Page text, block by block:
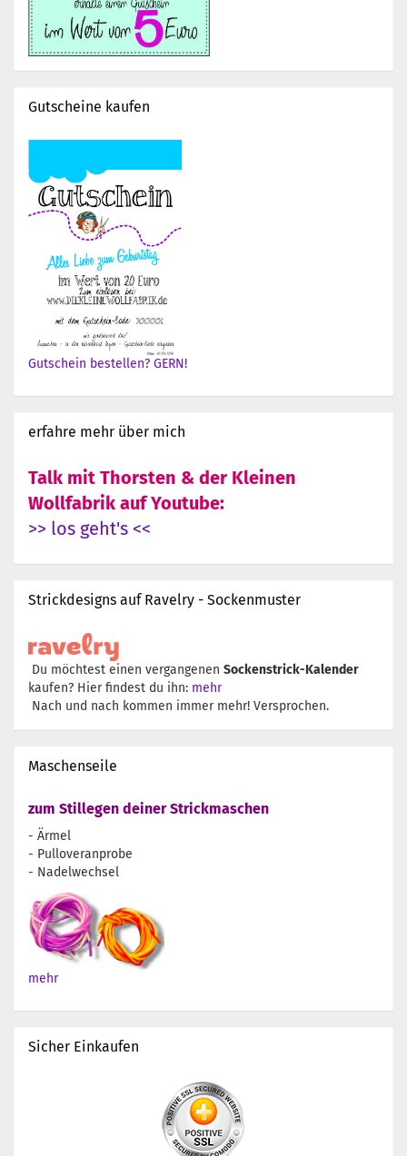
Gutscheine kaufen
Gutschein bestellen? GERN!
erfahre mehr über mich
Talk mit Thorsten & der Kleinen
Wollfabrik auf Youtube:
>> los geht's <<
Strickdesigns auf Ravelry - Sockenmuster
Du möchtest einen vergangenen Sockenstrick-Kalender
kaufen? Hier findest du ihn: mehr
Nach und nach kommen immer mehr! Versprochen.
Maschenseile
zum Stillegen deiner Strickmaschen
- Ärmel
- Pulloveranprobe
- Nadelwechsel
mehr
Sicher Einkaufen